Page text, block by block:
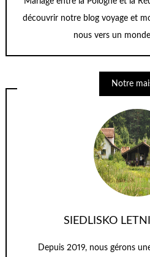
découvrir notre blog voyage et
nous vers un
Notre
SIEDLISKO
Depuis 2019, nous gérons